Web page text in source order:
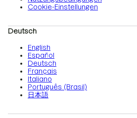
Cookie-Einstellungen
Deutsch
English
Español
Deutsch
Français
Italiano
Português (Brasil)
日本語